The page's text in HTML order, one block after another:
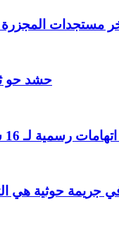
مستجدات
حشد حو
في كارثة تحطم طائرة فويباس
جريمة حوثية هي